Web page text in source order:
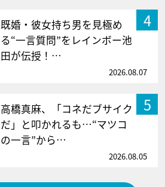
4
既婚・彼女持ち男を見極め
る“一言質問”をレインボー池
田が伝授！…
2026.08.07
5
高橋真麻、「コネだブサイク
だ」と叩かれるも…“マツコ
の一言”から…
2026.08.05